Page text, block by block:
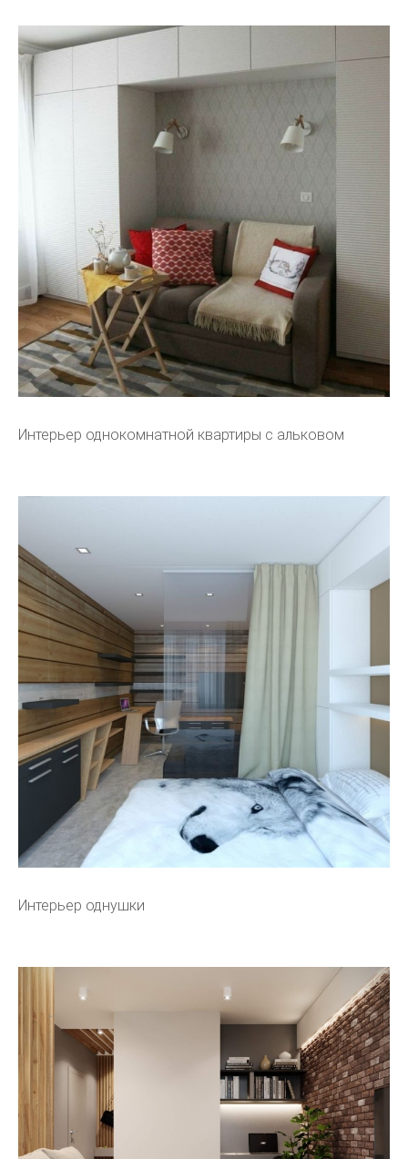
Интерьер однокомнатной квартиры с альковом
Интерьер однушки